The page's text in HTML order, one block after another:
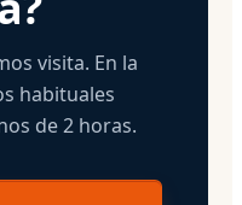
visita. En la
habituales
de 2 horas.